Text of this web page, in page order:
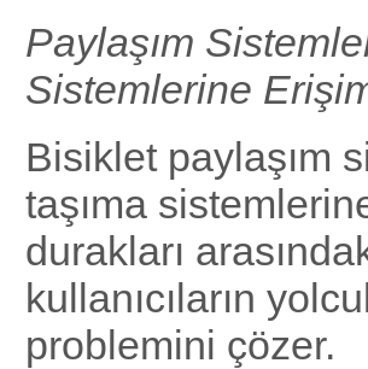
Paylaşım
Sistemlerine
Bisiklet paylaşım
taşıma
durakları
kullanıcıların
problemini çözer.